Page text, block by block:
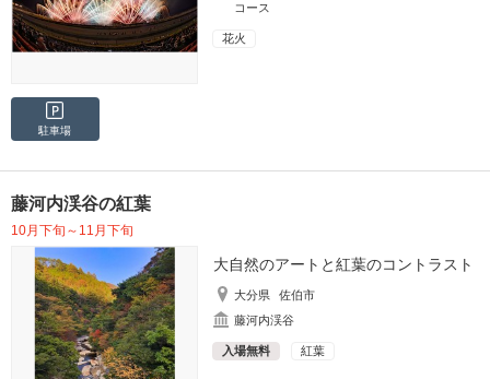
コース
花火
駐車場
藤河内渓谷の紅葉
10月下旬～11月下旬
大自然のアートと紅葉のコントラスト
大分県
佐伯市
藤河内渓谷
入場無料 紅葉